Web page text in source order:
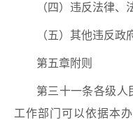
（四）违反法律、
（五）其他违反政
第五章附则
第三十一条各级人
工作部门可以依据本